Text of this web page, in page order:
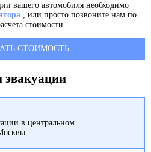
вашего автомобиля необходимо
, или просто позвоните нам по
стоимости
СТОИМОСТЬ
эвакуации
в центральном